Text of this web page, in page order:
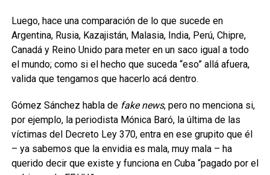
Luego, hace una comparación de lo que sucede en
Argentina, Rusia, Kazajistán, Malasia, India, Perú, Chipre,
Canadá y Reino Unido para meter en un saco igual a todo
el mundo; como si el hecho que suceda “eso” allá afuera,
valida que tengamos que hacerlo acá dentro.
Gómez Sánchez habla de fake news, pero no menciona si,
por ejemplo, la periodista Mónica Baró, la última de las
víctimas del Decreto Ley 370, entra en ese grupito que él
– ya sabemos que la envidia es mala, muy mala – ha
querido decir que existe y funciona en Cuba “pagado por el